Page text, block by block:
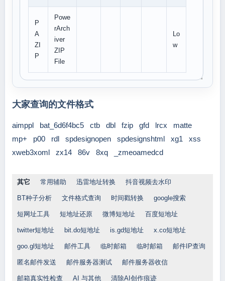
P
A
ZI
P
Powe
rArch
iver
ZIP
File
Lo
w
大家查询的文件格式
aimppl bat_6d6f4bc5 ctb dbl fzip gfd lrcx
matte
mp+
p00 rdl spdesignopen spdesignshtml xg1
xss
xweb3xoml
zx14 86v 8xq _zmeoamedcd
其它 常用辅助 迅雷地址转换 抖音视频去水印
BT种子分析 文件格式查询 时间戳转换 google搜索
短网址工具 短地址还原 微博短地址 百度短地址
twitter短地址 bit.do短地址 is.gd短地址 x.co短地址
goo.gl短地址 邮件工具 临时邮箱 临时邮箱 邮件IP查询
匿名邮件发送 邮件服务器测试 邮件服务器收信
邮箱真实性检查 AI 与其他 清除AI创作痕迹